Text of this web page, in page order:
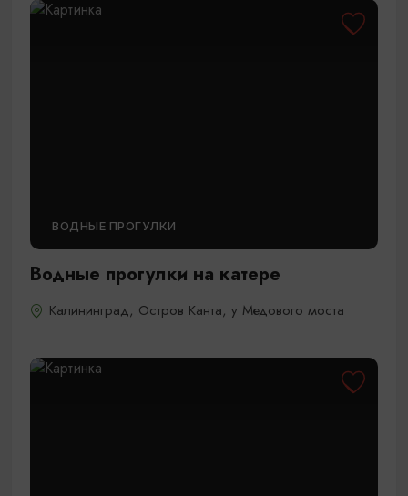
ВОДНЫЕ ПРОГУЛКИ
Водные прогулки на катере
Калининград, Остров Канта, у Медового моста